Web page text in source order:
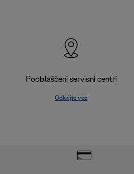
Pooblaščeni servisni centri
Odkrijte več